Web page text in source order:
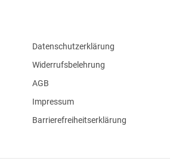
Datenschutzerklärung
Widerrufsbelehrung
AGB
Impressum
Barrierefreiheitserklärung